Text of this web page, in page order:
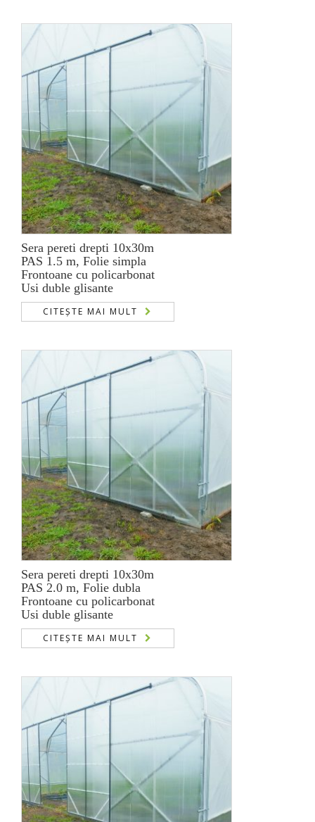
Sera pereti drepti 10x30m
PAS 1.5 m, Folie simpla
Frontoane cu policarbonat
Usi duble glisante
CITEȘTE MAI MULT
Sera pereti drepti 10x30m
PAS 2.0 m, Folie dubla
Frontoane cu policarbonat
Usi duble glisante
CITEȘTE MAI MULT